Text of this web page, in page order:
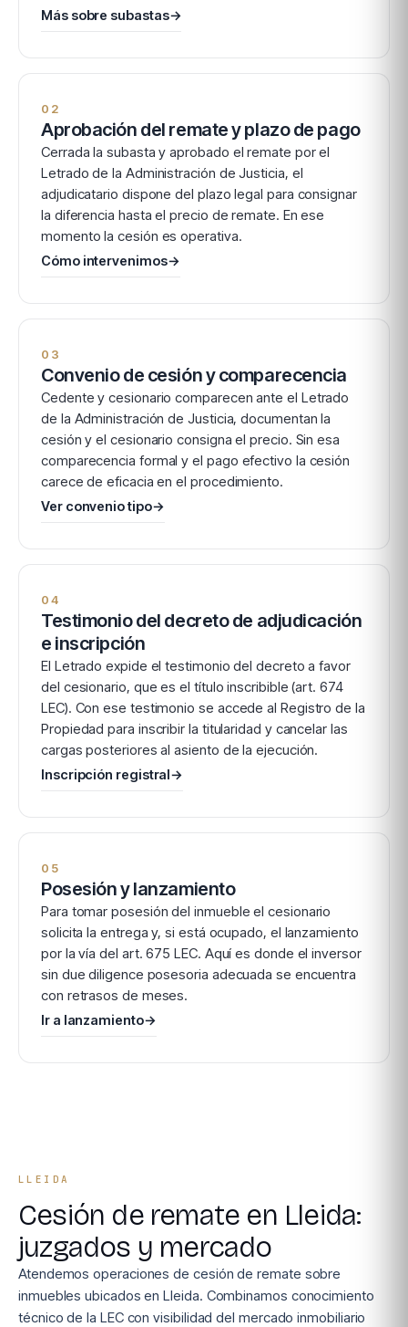
Más sobre subastas→
02
Aprobación del remate y plazo de pago
Cerrada la subasta y aprobado el remate por el
Letrado de la Administración de Justicia, el
adjudicatario dispone del plazo legal para consignar
la diferencia hasta el precio de remate. En ese
momento la cesión es operativa.
Cómo intervenimos→
03
Convenio de cesión y comparecencia
Cedente y cesionario comparecen ante el Letrado
de la Administración de Justicia, documentan la
cesión y el cesionario consigna el precio. Sin esa
comparecencia formal y el pago efectivo la cesión
carece de eficacia en el procedimiento.
Ver convenio tipo→
04
Testimonio del decreto de adjudicación
e inscripción
El Letrado expide el testimonio del decreto a favor
del cesionario, que es el título inscribible (art. 674
LEC). Con ese testimonio se accede al Registro de la
Propiedad para inscribir la titularidad y cancelar las
cargas posteriores al asiento de la ejecución.
Inscripción registral→
05
Posesión y lanzamiento
Para tomar posesión del inmueble el cesionario
solicita la entrega y, si está ocupado, el lanzamiento
por la vía del art. 675 LEC. Aquí es donde el inversor
sin due diligence posesoria adecuada se encuentra
con retrasos de meses.
Ir a lanzamiento→
LLEIDA
Cesión de remate en Lleida:
juzgados y mercado
Atendemos operaciones de cesión de remate sobre
inmuebles ubicados en Lleida. Combinamos conocimiento
técnico de la LEC con visibilidad del mercado inmobiliario